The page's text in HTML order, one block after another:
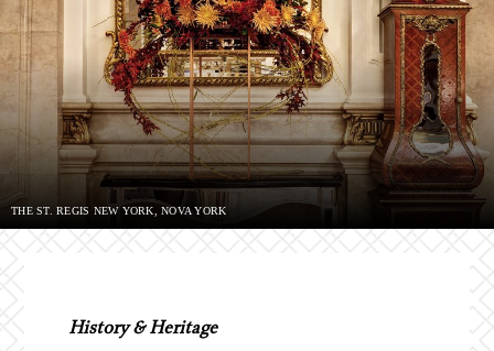
History & Heritage
THE ST. REGIS NEW YORK, NOVA YORK